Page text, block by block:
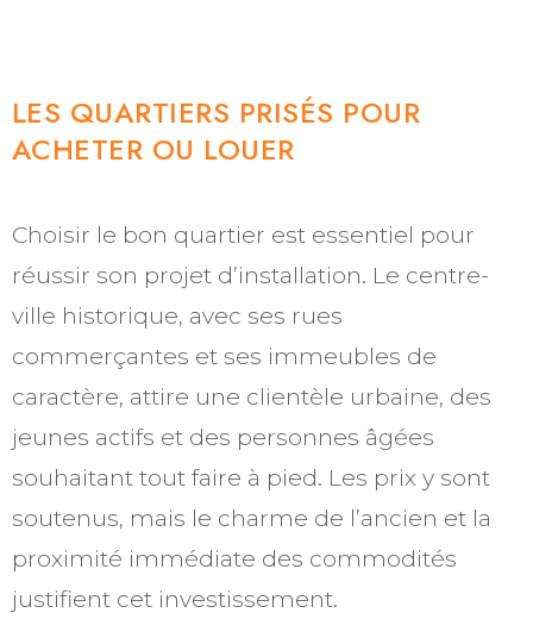
LES QUARTIERS PRISÉS POUR
ACHETER OU LOUER
Choisir le bon quartier est essentiel pour
réussir son projet d’installation. Le centre-
ville historique, avec ses rues
commerçantes et ses immeubles de
caractère, attire une clientèle urbaine, des
jeunes actifs et des personnes âgées
souhaitant tout faire à pied. Les prix y sont
soutenus, mais le charme de l’ancien et la
proximité immédiate des commodités
justifient cet investissement.